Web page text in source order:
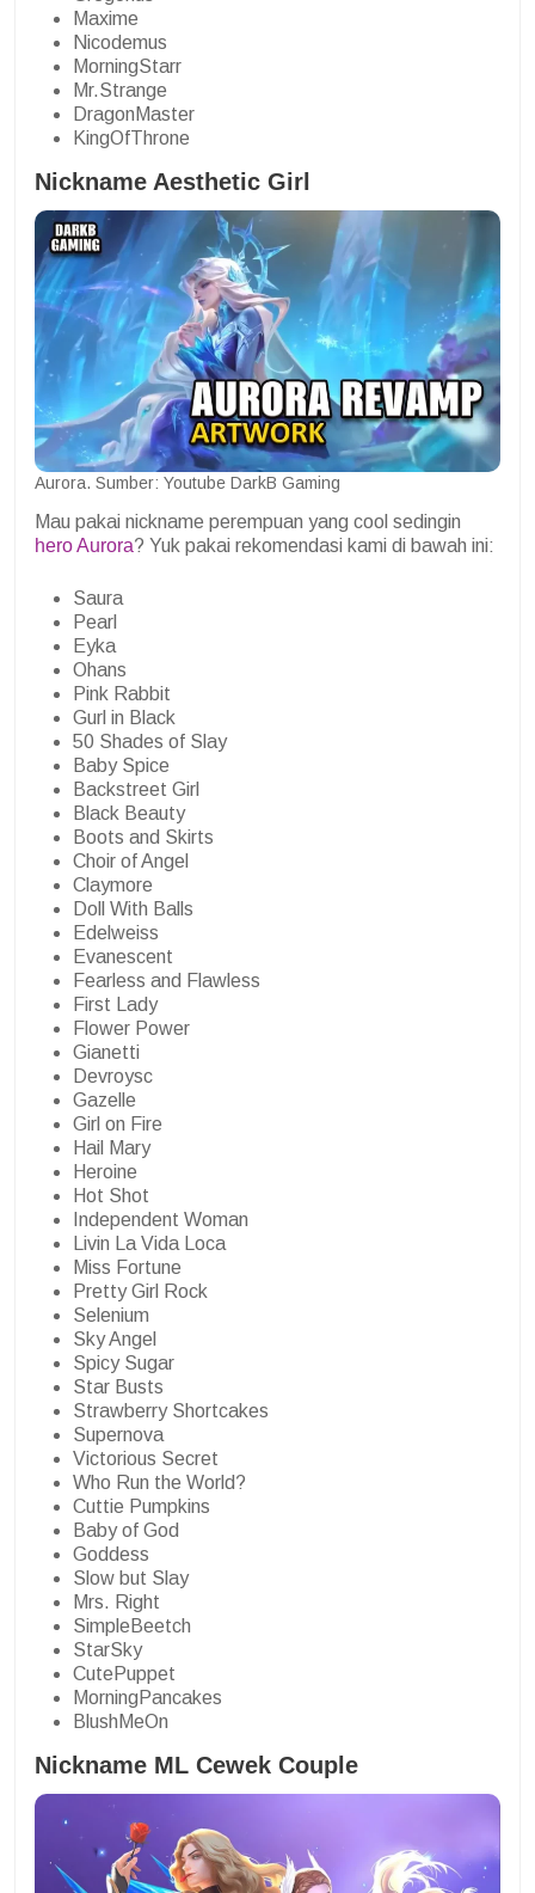
Maxime
Nicodemus
MorningStarr
Mr.Strange
DragonMaster
KingOfThrone
Nickname Aesthetic Girl
Aurora. Sumber: Youtube DarkB Gaming
Mau pakai nickname perempuan yang cool sedingin
hero Aurora? Yuk pakai rekomendasi kami di bawah ini:
Saura
Pearl
Eyka
Ohans
Pink Rabbit
Gurl in Black
50 Shades of Slay
Baby Spice
Backstreet Girl
Black Beauty
Boots and Skirts
Choir of Angel
Claymore
Doll With Balls
Edelweiss
Evanescent
Fearless and Flawless
First Lady
Flower Power
Gianetti
Devroysc
Gazelle
Girl on Fire
Hail Mary
Heroine
Hot Shot
Independent Woman
Livin La Vida Loca
Miss Fortune
Pretty Girl Rock
Selenium
Sky Angel
Spicy Sugar
Star Busts
Strawberry Shortcakes
Supernova
Victorious Secret
Who Run the World?
Cuttie Pumpkins
Baby of God
Goddess
Slow but Slay
Mrs. Right
SimpleBeetch
StarSky
CutePuppet
MorningPancakes
BlushMeOn
Nickname ML Cewek Couple